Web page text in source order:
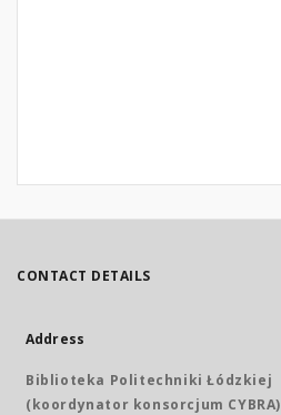
CONTACT DETAILS
Address
Biblioteka Politechniki Łódzkiej
(koordynator konsorcjum CYBRA)